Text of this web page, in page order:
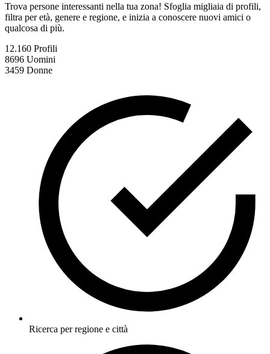
Trova persone interessanti nella tua zona! Sfoglia migliaia di profili,
filtra per età, genere e regione, e inizia a conoscere nuovi amici o
qualcosa di più.
12.160 Profili
8696 Uomini
3459 Donne
Ricerca per regione e città